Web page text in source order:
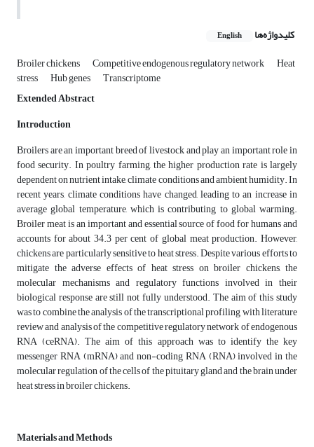
کلیدواژه‌ها English
Broiler chickens Competitive endogenous regulatory network Heat
stress Hub genes
Transcriptome
Extended Abstract
Introduction
Broilers are an important breed of livestock and play an important role in
food security. In poultry farming, the higher production rate is largely
dependent on nutrient intake, climate conditions and ambient humidity. In
recent years, climate conditions have changed, leading to an increase in
average global temperature, which is contributing to global warming.
Broiler meat is an important and essential source of food for humans and
accounts for about 34.3 per cent of global meat production. However,
chickens are particularly sensitive to heat stress. Despite various efforts to
mitigate the adverse effects of heat stress on broiler chickens, the
molecular mechanisms and regulatory functions involved in their
biological response are still not fully understood. The aim of this study
was to combine the analysis of the transcriptional profiling with literature
review and analysis of the competitive regulatory network of endogenous
RNA (ceRNA). The aim of this approach was to identify the key
messenger RNA (mRNA) and non-coding RNA (RNA) involved in the
molecular regulation of the cells of the pituitary gland and the brain under
heat stress in broiler chickens.
Materials and Methods